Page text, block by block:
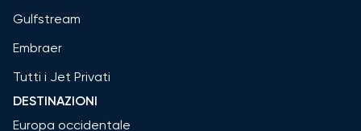
Gulfstream
Embraer
Tutti i Jet Privati
DESTINAZIONI
Europa occidentale